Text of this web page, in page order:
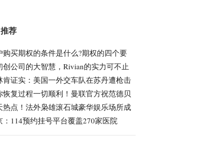
荐
购买期权的条件是什么?期权的四个要
创公司的大智慧，Rivian的实力可不止
肯证实：美国一外交车队在苏丹遭枪击
恢复过程一切顺利！曼联官方祝范德贝
热点！法外枭雄滚石城豪华娱乐场所成
：114预约挂号平台覆盖270家医院